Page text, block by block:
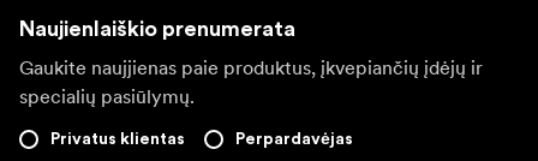
Naujienlaiškio prenumerata
Gaukite naujjienas paie produktus, įkvepiančių įdėjų ir
specialių pasiūlymų.
Privatus klientas Perpardavėjas